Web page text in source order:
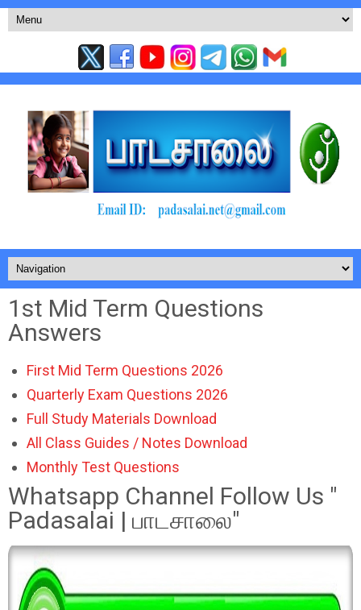
1st Mid Term Questions
Answers
First Mid Term Questions 2026
Quarterly Exam Questions 2026
Full Study Materials Download
All Class Guides / Notes Download
Monthly Test Questions
Whatsapp Channel Follow Us "
Padasalai | பாடசாலை"